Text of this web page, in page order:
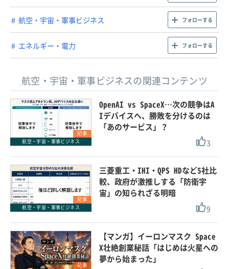
航空・宇宙・軍事ビジネス フォローする
エネルギー・電力 フォローする
航空・宇宙・軍事ビジネスの関連コンテンツ
記事
航空・宇宙・軍事ビジネス
OpenAI vs SpaceX…次の競争はA
Iデバイスへ、勝敗を分けるのは
「あのサービス」？
3
記事
航空・宇宙・軍事ビジネス
三菱重工・IHI・QPS HDなど5社比
較、政府が激推しする「防衛宇
宙」の知られざる明暗
9
記事
【マンガ】イーロンマスク Space
X壮絶創業秘話「はじめは火星への
夢から始まった」